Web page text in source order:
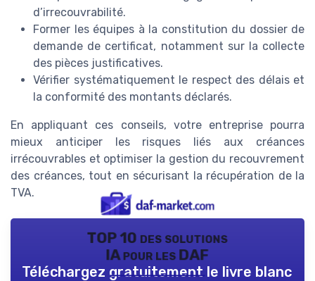
d’irrecouvrabilité.
Former les équipes à la constitution du dossier de
demande de certificat, notamment sur la collecte
des pièces justificatives.
Vérifier systématiquement le respect des délais et
la conformité des montants déclarés.
En appliquant ces conseils, votre entreprise pourra
mieux anticiper les risques liés aux créances
irrécouvrables et optimiser la gestion du recouvrement
des créances, tout en sécurisant la récupération de la
TVA.
TOP 10 des solutions
IA pour les DAF
Téléchargez gratuitement le livre blanc